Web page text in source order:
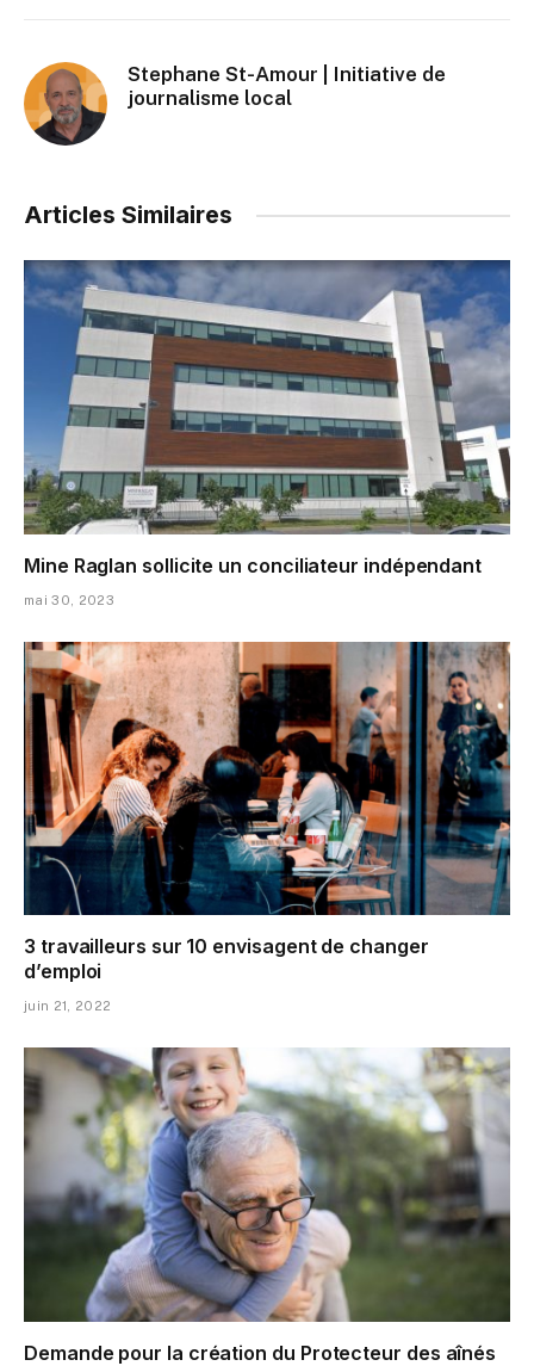
Stephane St-Amour | Initiative de
journalisme local
Articles Similaires
Mine Raglan sollicite un conciliateur indépendant
mai 30, 2023
3 travailleurs sur 10 envisagent de changer
d’emploi
juin 21, 2022
Demande pour la création du Protecteur des aînés